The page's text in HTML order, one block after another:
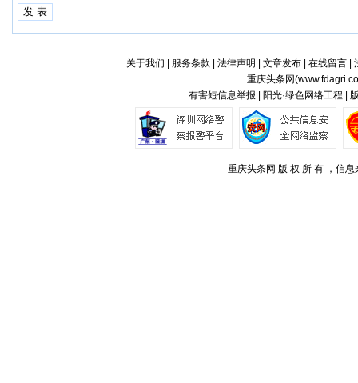
关于我们 服务条款 法律声明 文章发布| 在线留言|
重庆头条网(
有害短信息举报 | 阳光·绿色网络工程 |
重庆头条网 版 权 所 有 ，信